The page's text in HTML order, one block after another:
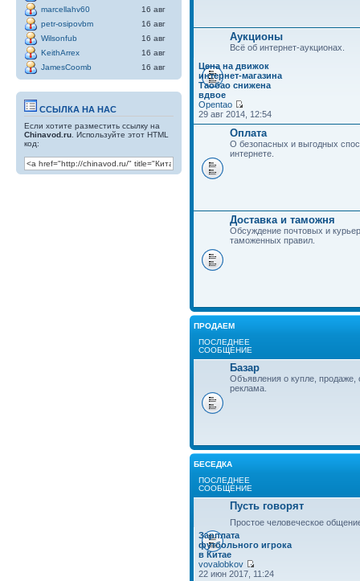
marcellahv60
16 авг
petr-osipovbm
16 авг
Wilsonfub
16 авг
KeithArrex
16 авг
JamesCoomb
16 авг
ССЫЛКА НА НАС
Если хотите разместить ссылку на
Chinavod.ru . Используйте этот HTML
код:
Аукционы
Всё об интернет-аукционах.
Цена на движок
интернет-магазина
Таобао снижена
вдвое
Opentao
29 авг 2014, 12:54
Оплата
О безопасных и выгодных
интернете.
Доставка и таможня
Обсуждение почтовых и
таможенных правил.
ПРОДАЕМ
ПОСЛЕДНЕЕ
СООБЩЕНИЕ
Базар
Объявления о купле, продаже,
реклама.
БЕСЕДКА
ПОСЛЕДНЕЕ
СООБЩЕНИЕ
Пусть говорят
Простое человеческое
Зарплата
футбольного игрока
в Китае
vovalobkov
22 июн 2017, 11:24